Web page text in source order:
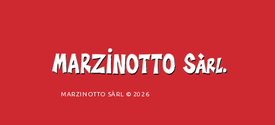
MARZINOTTO SÀRL © 2026